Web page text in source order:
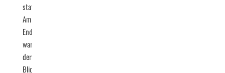
statt.
Am
Ende
war
der
Blick